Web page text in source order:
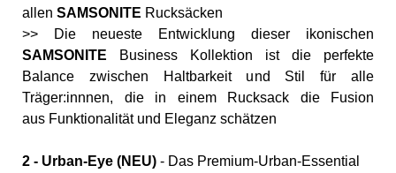
allen SAMSONITE Rucksäcken
>> Die neueste Entwicklung dieser ikonischen
SAMSONITE Business Kollektion ist die perfekte
Balance zwischen Haltbarkeit und Stil für alle
Träger:innnen, die in einem Rucksack die Fusion
aus Funktionalität und Eleganz schätzen
2 - Urban-Eye (NEU) - Das Premium-Urban-Essential